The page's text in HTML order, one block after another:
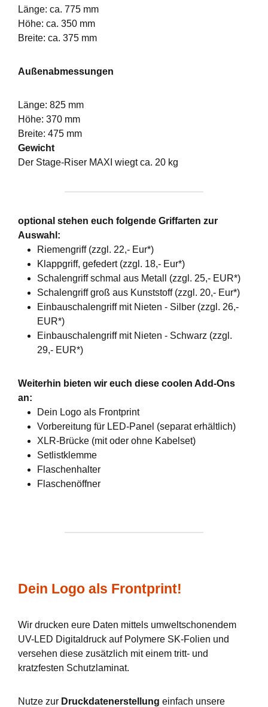
Länge: ca. 775 mm
Höhe: ca. 350 mm
Breite: ca. 375 mm
Außenabmessungen
Länge: 825 mm
Höhe: 370 mm
Breite: 475 mm
Gewicht
Der Stage-Riser MAXI wiegt ca. 20 kg
optional stehen euch folgende Griffarten zur
Auswahl:
Riemengriff (zzgl. 22,- Eur*)
Klappgriff, gefedert (zzgl. 18,- Eur*)
Schalengriff schmal aus Metall (zzgl. 25,- EUR*)
Schalengriff groß aus Kunststoff (zzgl. 20,- Eur*)
Einbauschalengriff mit Nieten - Silber (zzgl. 26,-
EUR*)
Einbauschalengriff mit Nieten - Schwarz (zzgl.
29,- EUR*)
Weiterhin bieten wir euch diese coolen Add-Ons
an:
Dein Logo als Frontprint
Vorbereitung für LED-Panel (separat erhältlich)
XLR-Brücke (mit oder ohne Kabelset)
Setlistklemme
Flaschenhalter
Flaschenöffner
Dein Logo als Frontprint!
Wir drucken eure Daten mittels umweltschonendem
UV-LED Digitaldruck auf Polymere SK-Folien und
versehen diese zusätzlich mit einem tritt- und
kratzfesten Schutzlaminat.
Nutze zur Druckdatenerstellung einfach unsere